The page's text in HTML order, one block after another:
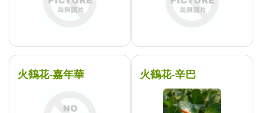
火鶴花-嘉年華 火鶴花-辛巴